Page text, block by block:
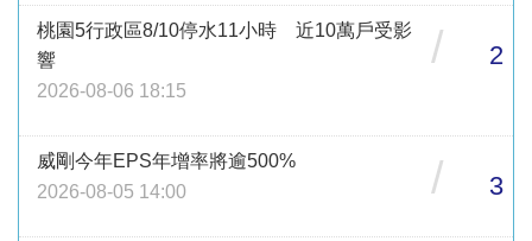
桃園5行政區8/10停水11小時 近10萬戶受影
響
2026-08-06 18:15
/ 2
威剛今年EPS年增率將逾500%
2026-08-05 14:00
/ 3